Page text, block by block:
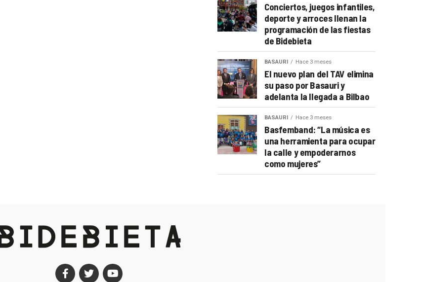
Conciertos, juegos infantiles,
deporte y arroces llenan la
programación de las fiestas
de Bidebieta
BASAURI Hace 3 meses
El nuevo plan del TAV elimina
su paso por Basauri y
adelanta la llegada a Bilbao
BASAURI Hace 3 meses
Basfemband: “La música es
una herramienta para ocupar
la calle y empoderarnos
como mujeres”